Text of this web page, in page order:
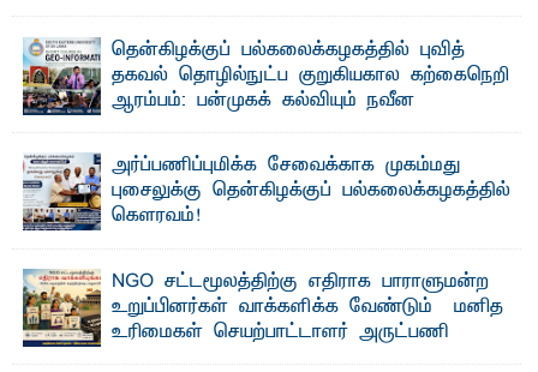
"ஒ ரு மாணவனின் அல்லது மாணவியின் கனவு என்னால்
கலைக்கப்படாது" என்ற உறுதியை ஒவ்வொரு மாணவரும் ...
தென்கிழக்குப் பல்கலைக்கழகத்தில் புவித்
தகவல் தொழில்நுட்ப குறுகியகால கற்கைநெறி
ஆரம்பம்: பன்முகக் கல்வியும் நவீன
பேராசிரியர் எம். எம். பாஸில்
தெ ன்கிழக்குப் பல்கலைக்கழகத்தின் கலை மற்றும் கலாசார
பீடத்தின் புவியியல் துறையினால் ...
அர்ப்பணிப்புமிக்க சேவைக்காக முகம்மது
புசைலுக்கு தென்கிழக்குப் பல்கலைக்கழகத்தில்
கௌரவம்!
NGO சட்டமூலத்திற்கு எதிராக பாராளுமன்ற
உறுப்பினர்கள் வாக்களிக்க வேண்டும் – மனித
உரிமைகள் செயற்பாட்டாளர் அருட்பணி